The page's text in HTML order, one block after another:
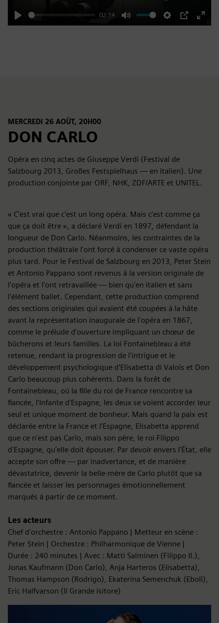
Play
02:14
Mute Settings
PIP
Enter
MERCREDI 26 AOÛT, 20H00
DON CARLO
Opéra en cinq actes de Giuseppe Verdi (Festival de
Salzbourg 2013, Großes Festspielhaus — en italien). Une
production conjointe par ORF, NHK, ZDF/ARTE et UNITEL.
« C'est vrai que c'est un long opéra. Mais c'est comme ça
que ça doit être », a déclaré Verdi en 1897, défendant la
longueur de Don Carlo. Néanmoins, les contraintes de la
production théâtrale l'ont forcé à condenser ce vaste opéra
plus tard. Pour le Festival de Salzbourg en 2013, Peter Stein
et Antonio Pappano sont revenus à la version originale de
l'opéra et l'ont retravaillée — bien qu'en italien et sans
l'élément ballet. Cependant, cette production comprend
des sections originales qui avaient été coupées à la hâte
avant la représentation inaugurale de l'opéra en 1867,
comme le prélude d'ouverture impliquant un chœur de
bûcherons et leurs familles. La loi Fontainebleau a été
retenue, rendant la progression de l'intrigue et le
développement psychologique d'Elisabetta di Valois et Don
Carlo beaucoup plus cohérents. Dans la forêt de
Fontainebleau, où la fille du roi de France rencontre sa
fiancée, l'Infante d'Espagne, les deux se voient accorder leur
seul et unique moment de bonheur. Mais quand la paix est
déclarée entre la France et l'Espagne, Elisabetta apprend
que ce n'est pas Carlo, mais son père, le roi Filippo
d'Espagne, qu'elle doit épouser. Par devoir envers l'État, elle
accepte son offre — par inadvertance, et de manière
dévastatrice, devenir la belle-mère de Carlo plutôt que sa
fiancée et laisser les personnages émotionnellement
marqués à partir de ce moment.
Les acteurs
Chef d'orchestre : Antonio Pappano | Metteur en scène :
Peter Stein | Orchestre : Philharmonique de Vienne |
Durée : 240 minutes | Avec : Matti Salminen (Filippo II.),
Jonas Kaufmann (Don Carlo), Anja Harteros (Elisabetta),
Thomas Hampson (Rodrigo), Ekaterina Semenchuk (Eboli),
Eric Halfvarson (Il Grande isitore)